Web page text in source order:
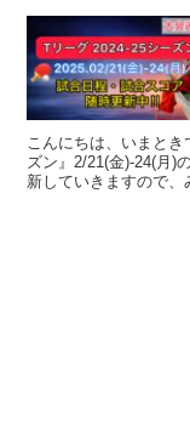
こんにちは、いまと
ズン』2/21(金)-24(月)
新していきますので